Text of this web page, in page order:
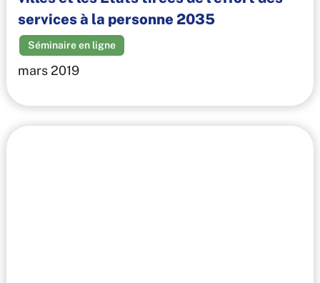
services à la personne 2035
Séminaire en ligne
mars 2019